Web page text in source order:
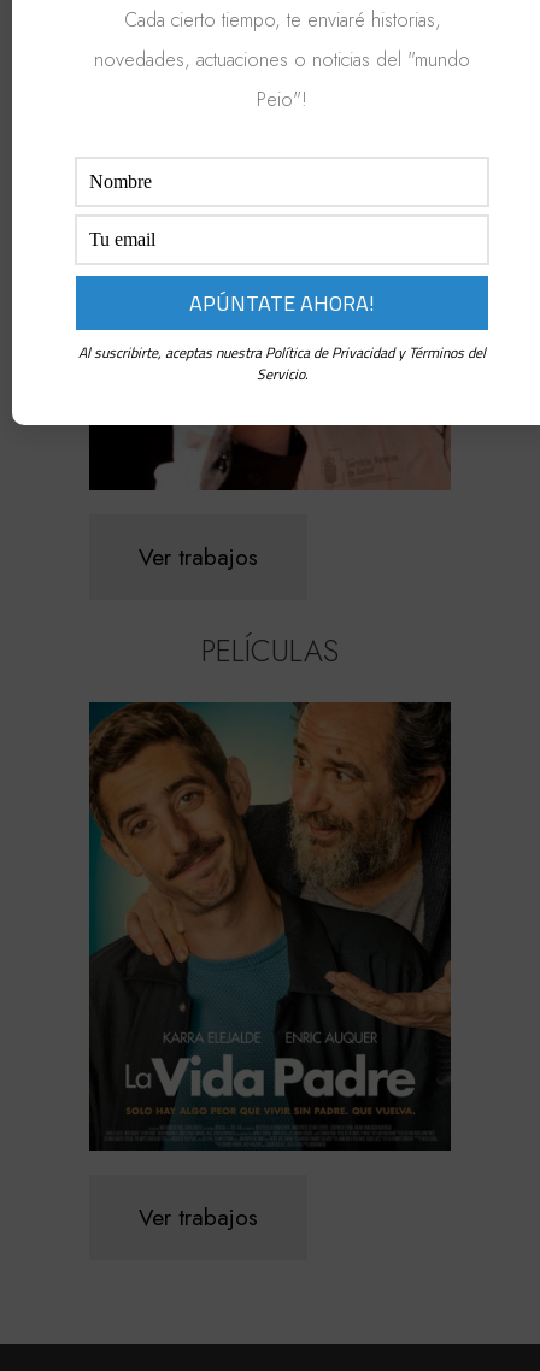
Ver trabajos
PELÍCULAS
Ver trabajos
Cada cierto tiempo, te enviaré historias,
novedades, actuaciones o noticias del "mundo
Peio"!
Al suscribirte, aceptas nuestra Política de Privacidad y Términos del
Servicio.